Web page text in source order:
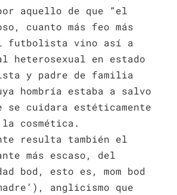
aquello de que “el
cuanto más feo más
futbolista vino así a
heterosexual en estado
y padre de familia
hombría estaba a salvo
se cuidara estéticamente
cosmética.
resulta también el
más escaso, del
bod, esto es, mom bod
anglicismo que